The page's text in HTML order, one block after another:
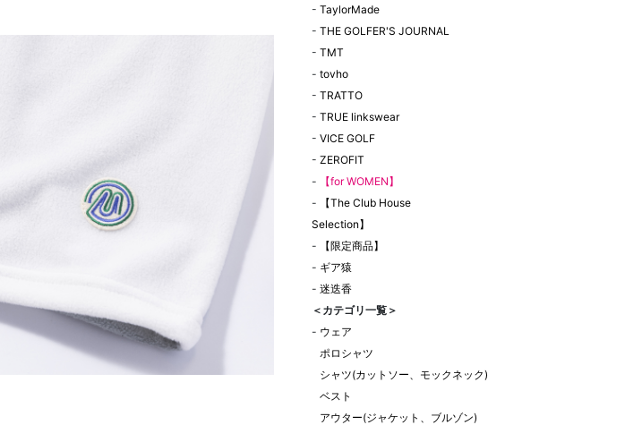
- TaylorMade
- THE GOLFER'S JOURNAL
- TMT
- tovho
- TRATTO
- TRUE linkswear
- VICE GOLF
- ZEROFIT
-
【for WOMEN】
-
【The Club House
Selection】
-
【限定商品】
- ギア猿
- 迷迭香
＜カテゴリ一覧＞
- ウェア
ポロシャツ
シャツ(カットソー、モックネック)
ベスト
アウター(ジャケット、ブルゾン)